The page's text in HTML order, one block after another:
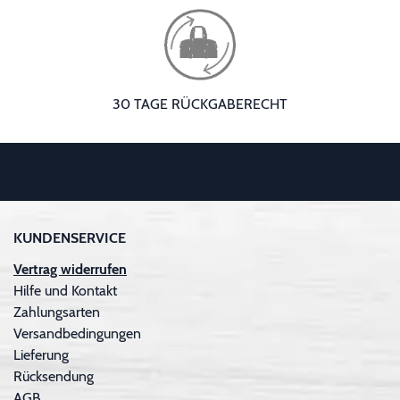
30 TAGE RÜCKGABERECHT
KUNDENSERVICE
Vertrag widerrufen
Hilfe und Kontakt
Zahlungsarten
Versandbedingungen
Lieferung
Rücksendung